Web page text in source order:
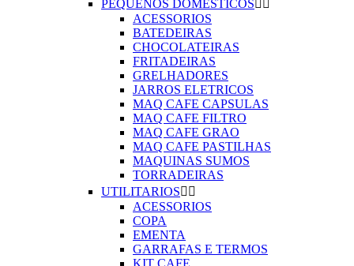
PEQUENOS DOMESTICOS 
ACESSORIOS
BATEDEIRAS
CHOCOLATEIRAS
FRITADEIRAS
GRELHADORES
JARROS ELETRICOS
MAQ CAFE CAPSULAS
MAQ CAFE FILTRO
MAQ CAFE GRAO
MAQ CAFE PASTILHAS
MAQUINAS SUMOS
TORRADEIRAS
UTILITARIOS 
ACESSORIOS
COPA
EMENTA
GARRAFAS E TERMOS
KIT CAFE